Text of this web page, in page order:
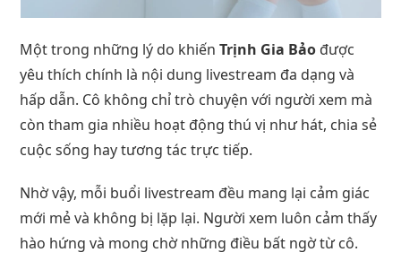
Một trong những lý do khiếnTrịnh Gia Bảo được
yêu thích chính là nội dung livestream đa dạng và
hấp dẫn. Cô không chỉ trò chuyện với người xem mà
còn tham gia nhiều hoạt động thú vị như hát, chia sẻ
cuộc sống hay tương tác trực tiếp.
Nhờ vậy, mỗi buổi livestream đều mang lại cảm giác
mới mẻ và không bị lặp lại. Người xem luôn cảm thấy
hào hứng và mong chờ những điều bất ngờ từ cô.